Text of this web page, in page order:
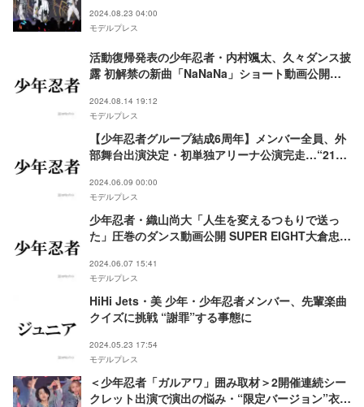
2024.08.23 04:00
モデルプレス
活動復帰発表の少年忍者・内村颯太、久々ダンス披
露 初解禁の新曲「NaNaNa」ショート動画公開に
2024.08.14 19:12
モデルプレス
【少年忍者グループ結成6周年】メンバー全員、外
部舞台出演決定・初単独アリーナ公演完走…“21人
ーイヤーに
2024.06.09 00:00
モデルプレス
少年忍者・織山尚大「人生を変えるつもりで送っ
た」圧巻のダンス動画公開 SUPER EIGHT大倉忠義
2024.06.07 15:41
モデルプレス
HiHi Jets・美 少年・少年忍者メンバー、先輩楽曲
クイズに挑戦 “謝罪”する事態に
2024.05.23 17:54
モデルプレス
＜少年忍者「ガルアワ」囲み取材＞2開催連続シー
クレット出演で演出の悩み・“限定バージョン”衣装